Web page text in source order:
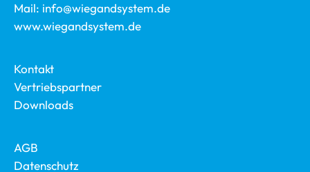
Mail: info@wiegandsystem.de
www.wiegandsystem.de
Kontakt
Vertriebspartner
Downloads
AGB
Datenschutz